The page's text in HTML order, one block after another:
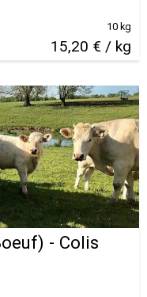
15,20 € / kg
10 kg
- Colis